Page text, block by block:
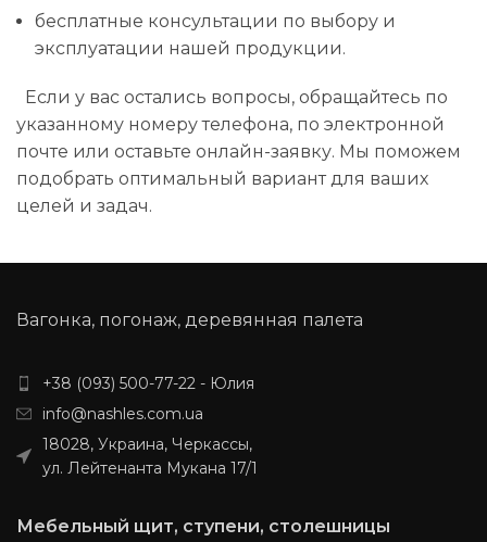
бесплатные консультации по выбору и
эксплуатации нашей продукции.
Если у вас остались вопросы, обращайтесь по
указанному номеру телефона, по электронной
почте или оставьте онлайн-заявку. Мы поможем
подобрать оптимальный вариант для ваших
целей и задач.
Вагонка, погонаж, деревянная палета
+38 (093) 500-77-22 - Юлия
info@nashles.com.ua
18028, Украина, Черкассы,
ул. Лейтенанта Мукана 17/1
Мебельный щит, ступени, столешницы